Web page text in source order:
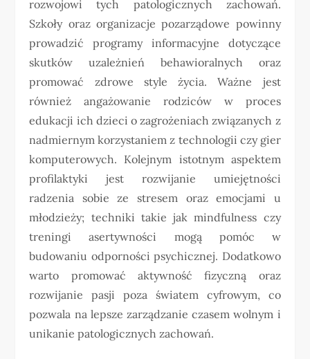
rozwojowi tych patologicznych zachowań.
Szkoły oraz organizacje pozarządowe powinny
prowadzić programy informacyjne dotyczące
skutków uzależnień behawioralnych oraz
promować zdrowe style życia. Ważne jest
również angażowanie rodziców w proces
edukacji ich dzieci o zagrożeniach związanych z
nadmiernym korzystaniem z technologii czy gier
komputerowych. Kolejnym istotnym aspektem
profilaktyki jest rozwijanie umiejętności
radzenia sobie ze stresem oraz emocjami u
młodzieży; techniki takie jak mindfulness czy
treningi asertywności mogą pomóc w
budowaniu odporności psychicznej. Dodatkowo
warto promować aktywność fizyczną oraz
rozwijanie pasji poza światem cyfrowym, co
pozwala na lepsze zarządzanie czasem wolnym i
unikanie patologicznych zachowań.